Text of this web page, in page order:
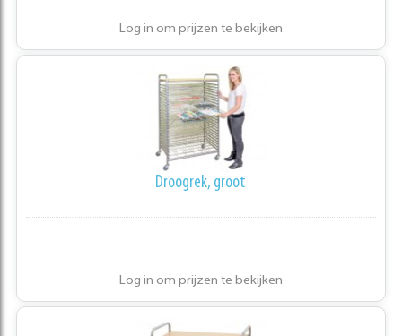
Log in om prijzen te bekijken
Droogrek, groot
Log in om prijzen te bekijken